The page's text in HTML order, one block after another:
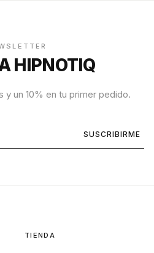
HIPNOTIQ
y un 10% en tu primer pedido.
SUSCRIBIRME
TIENDA